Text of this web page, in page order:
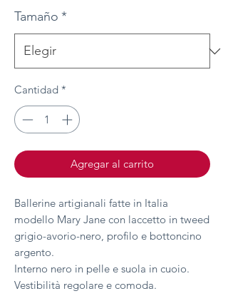
Tamaño *
Cantidad *
Agregar al carrito
Ballerine artigianali fatte in Italia
modello Mary Jane con laccetto in tweed
grigio-avorio-nero, profilo e bottoncino
argento.
Interno nero in pelle e suola in cuoio.
Vestibilità regolare e comoda.